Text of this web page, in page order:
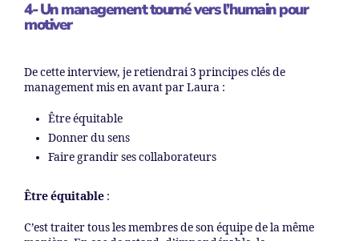
4- Un management tourné vers l’humain pour
motiver
De cette interview, je retiendrai 3 principes clés de
management mis en avant par Laura :
Être équitable
Donner du sens
Faire grandir ses collaborateurs
Être équitable :
C’est traiter tous les membres de son équipe de la même